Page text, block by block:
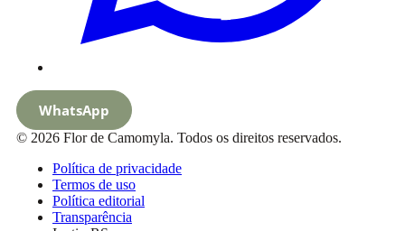
WhatsApp
© 2026 Flor de Camomyla. Todos os direitos reservados.
Política de privacidade
Termos de uso
Política editorial
Transparência